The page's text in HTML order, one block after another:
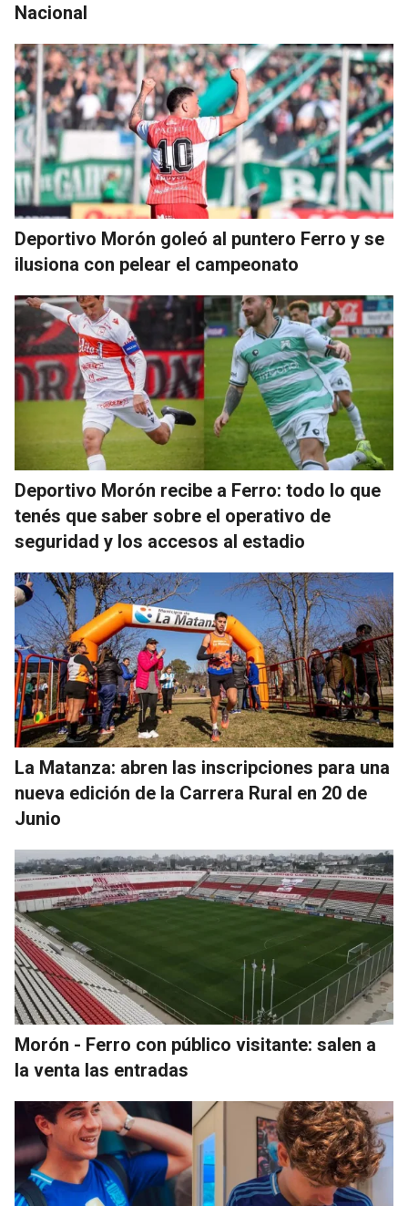
Nacional
Deportivo Morón goleó al puntero Ferro y se
ilusiona con pelear el campeonato
Deportivo Morón recibe a Ferro: todo lo que
tenés que saber sobre el operativo de
seguridad y los accesos al estadio
La Matanza: abren las inscripciones para una
nueva edición de la Carrera Rural en 20 de
Junio
Morón - Ferro con público visitante: salen a
la venta las entradas